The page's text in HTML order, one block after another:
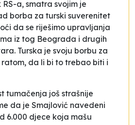
a, smatra svojim je
borba za turski suverenitet
da se riješimo upravljanja
iz tog Beograda i drugih
Turska je svoju borbu za
da li bi to trebao biti i
tumačenja još strašnije
da je Smajlović navedeni
6.000 djece koja mašu